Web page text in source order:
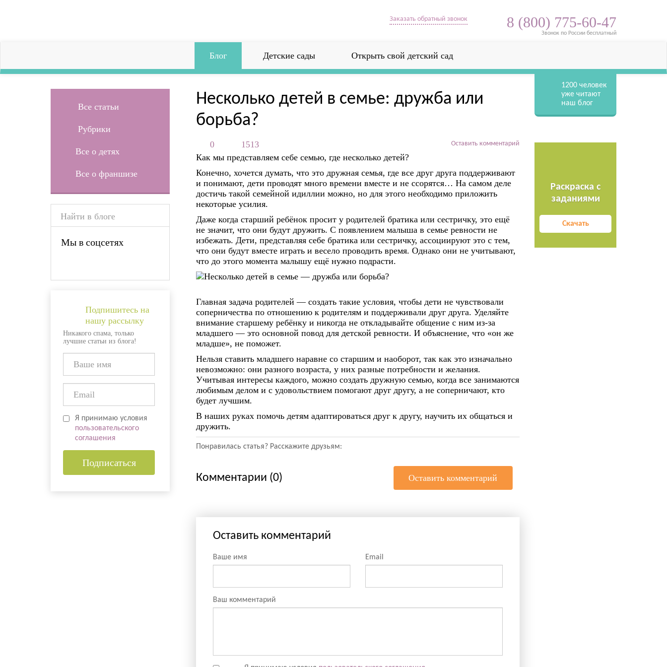
Заказать обратный звонок 8 (800) 775-60-47
Звонок по России бесплатный
Блог Детские сады Открыть свой детский сад
Несколько детей в семье: дружба или
борьба?
Оставить комментарий
0
1513
Как мы представляем себе семью, где несколько детей?
Конечно, хочется думать, что это дружная семья, где все друг друга поддерживают
и понимают, дети проводят много времени вместе и не ссорятся… На самом деле
достичь такой семейной идиллии можно, но для этого необходимо приложить
некоторые усилия.
Даже когда старший ребёнок просит у родителей братика или сестричку, это ещё
не значит, что они будут дружить. С появлением малыша в семье ревности не
избежать. Дети, представляя себе братика или сестричку, ассоциируют это с тем,
что они будут вместе играть и весело проводить время. Однако они не учитывают,
что до этого момента малышу ещё нужно подрасти.
Главная задача родителей — создать такие условия, чтобы дети не чувствовали
соперничества по отношению к родителям и поддерживали друг друга. Уделяйте
внимание старшему ребёнку и никогда не откладывайте общение с ним из-за
младшего — это основной повод для детской ревности. И объяснение, что «он же
младше», не поможет.
Нельзя ставить младшего наравне со старшим и наоборот, так как это изначально
невозможно: они разного возраста, у них разные потребности и желания.
Учитывая интересы каждого, можно создать дружную семью, когда все занимаются
любимым делом и с удовольствием помогают друг другу, а не соперничают, кто
будет лучшим.
В наших руках помочь детям адаптироваться друг к другу, научить их общаться и
дружить.
Понравилась статья? Расскажите друзьям:
Комментарии (0) Оставить комментарий
Оставить комментарий
Ваше имя Email
Ваш комментарий
Все статьи
Рубрики
Все о детях
Все о франшизе
Мы в соцсетях
Подпишитесь на
нашу рассылку
Никакого спама, только
лучшие статьи из блога!
Я принимаю условия
пользовательского
соглашения
Подписаться
1200 человек
уже читают
наш блог
Раскраска с
заданиями
Скачать